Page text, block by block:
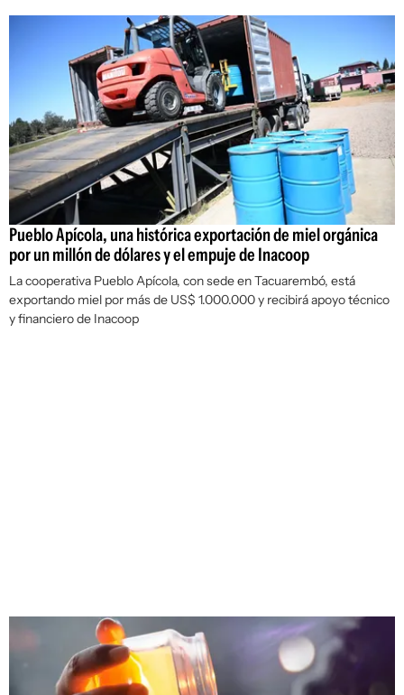
Pueblo Apícola, una histórica exportación de miel orgánica
por un millón de dólares y el empuje de Inacoop
La cooperativa Pueblo Apícola, con sede en Tacuarembó, está
exportando miel por más de US$ 1.000.000 y recibirá apoyo técnico
y financiero de Inacoop